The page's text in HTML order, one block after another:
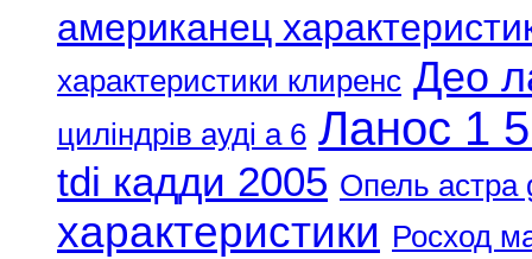
американец
характеристики клиренс Део
циліндрів ауді а 6 Ланос 1
tdi кадди 2005 Опель астра
характеристики Росход